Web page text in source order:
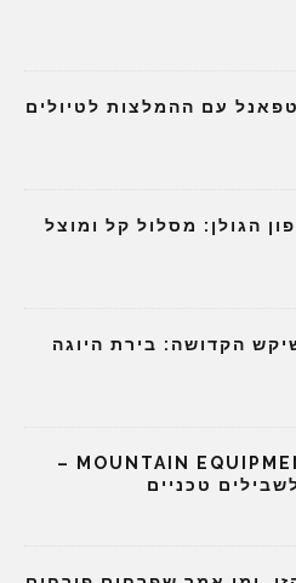
עם ההמלצות לטיולים
הגולן: מסלול קל ומוצל
הקדושה: בירת היוגה
מבחן שטח: MOUNTAIN EQUIPMENT COMICI –
טכניים